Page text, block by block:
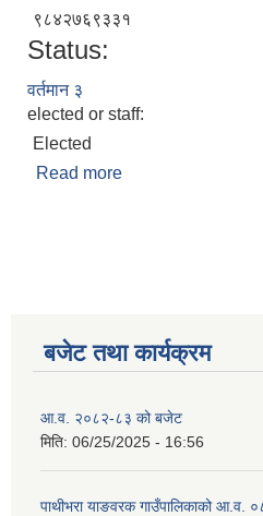
९८४२७६९३३१
Status:
वर्तमान ३
elected or staff:
Elected
Read more
बजेट तथा कार्यक्रम
आ.व. २०८२-८३ को बजेट
मिति: 06/25/2025 - 16:56
पाथीभरा याङवरक गाउँपालिकाको आ.व.